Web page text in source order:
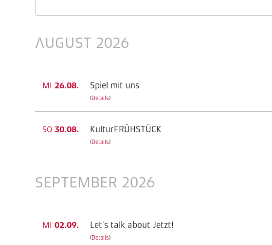
AUGUST 2026
MI 26.08. Spiel mit uns
(Details)
SO 30.08. KulturFRÜHSTÜCK
(Details)
SEPTEMBER 2026
MI 02.09. Let´s talk about Jetzt!
(Details)